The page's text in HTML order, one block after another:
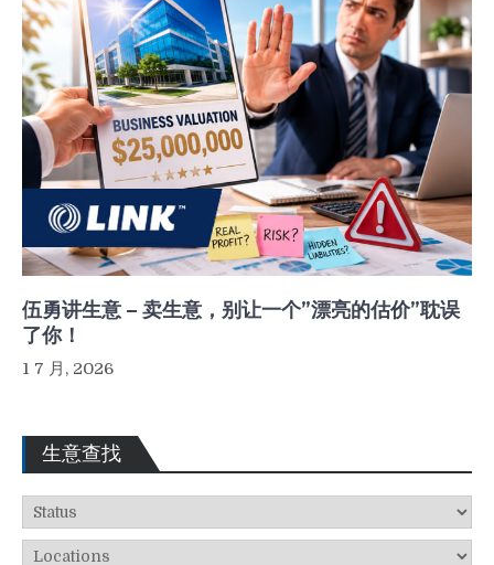
伍勇讲生意 – 卖生意，别让一个”漂亮的估价”耽误
了你！
1 7 月, 2026
生意查找